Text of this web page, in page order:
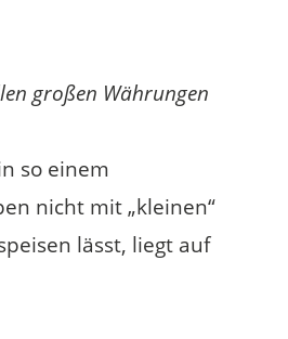
großen Währungen
so einem
nicht mit „kleinen“
lässt, liegt auf